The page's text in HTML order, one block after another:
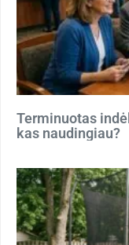
Terminuotas
kas naudingiau?